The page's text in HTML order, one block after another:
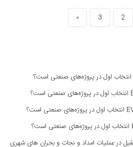
2
3
»
در عملیات امداد و نجات و بحران های شهری